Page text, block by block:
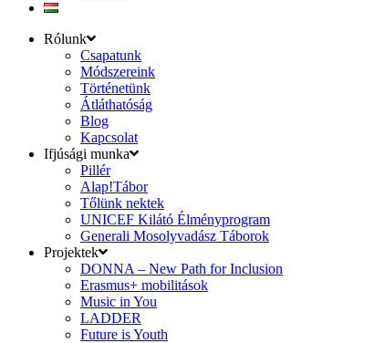
Rólunk
Csapatunk
Módszereink
Történetünk
Átláthatóság
Blog
Kapcsolat
Ifjúsági munka
Pillér
Alap!Tábor
Tőlünk nektek
UNICEF Kilátó Élményprogram
Generali Mosolyvadász Táborok
Projektek
DONNA – New Path for Inclusion
Erasmus+ mobilitások
Music in You
LADDER
Future is Youth